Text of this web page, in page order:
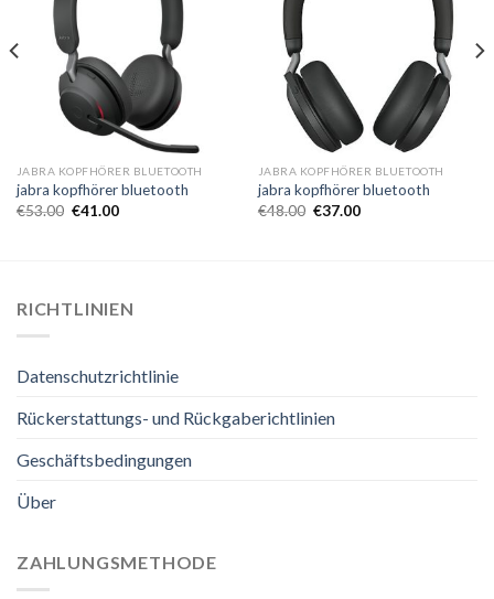
JABRA KOPFHÖRER BLUETOOTH
jabra kopfhörer bluetooth
€53.00 €41.00
JABRA KOPFHÖRER BLUETOOTH
jabra kopfhörer bluetooth
€48.00 €37.00
RICHTLINIEN
Datenschutzrichtlinie
Rückerstattungs- und Rückgaberichtlinien
Geschäftsbedingungen
Über
ZAHLUNGSMETHODE